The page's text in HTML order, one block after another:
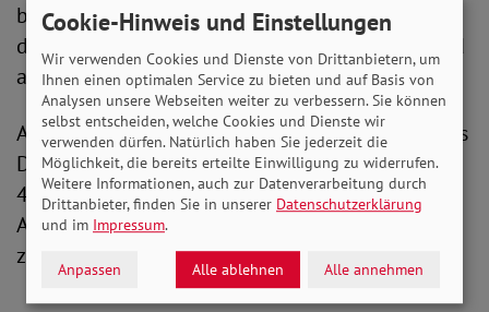
befragten Personen steigen (69,6 Prozent) – und
das in einer Zeit, in der viele Menschen dringend
auf finanzielle Entlastung angewiesen sind.
Auch für den Klimaschutz ist ein erschwingliches
Deutschlandticket von großer Bedeutung. Über
40 Prozent der Befragten gaben an, bei einer
Abschaffung des Tickets häufiger mit dem Auto
zu fahren.
Cookie-Hinweis und Einstellungen
Wir verwenden Cookies und Dienste von Drittanbietern, um
Ihnen einen optimalen Service zu bieten und auf Basis von
Analysen unsere Webseiten weiter zu verbessern. Sie können
selbst entscheiden, welche Cookies und Dienste wir
verwenden dürfen. Natürlich haben Sie jederzeit die
Möglichkeit, die bereits erteilte Einwilligung zu widerrufen.
Weitere Informationen, auch zur Datenverarbeitung durch
Drittanbieter, finden Sie in unserer Datenschutzerklärung
und im Impressum.
Anpassen Alle ablehnen Alle annehmen